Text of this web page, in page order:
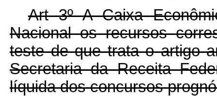
Art 3º A Caixa
Nacional os recursos
teste de que trata o artigo
Secretaria da Receita
líquida dos concursos